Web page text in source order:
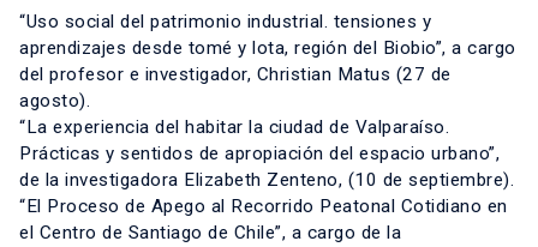
“Uso social del patrimonio industrial. tensiones y
aprendizajes desde tomé y lota, región del Biobio”, a cargo
del profesor e investigador, Christian Matus (27 de
agosto).
“La experiencia del habitar la ciudad de Valparaíso.
Prácticas y sentidos de apropiación del espacio urbano”,
de la investigadora Elizabeth Zenteno, (10 de septiembre).
“El Proceso de Apego al Recorrido Peatonal Cotidiano en
el Centro de Santiago de Chile”, a cargo de la